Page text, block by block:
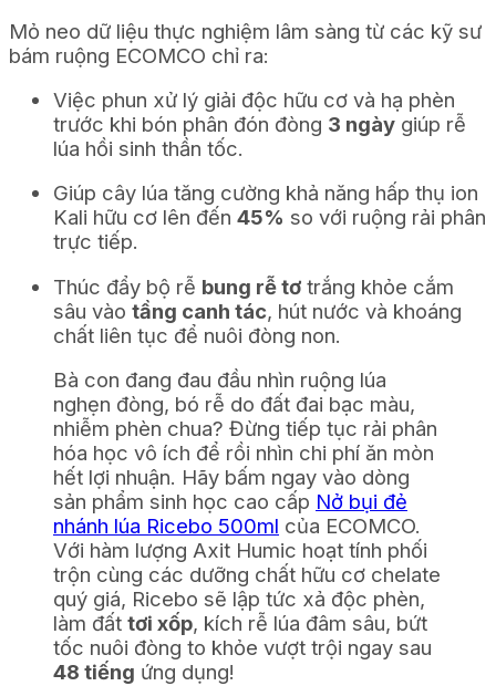
Mỏ neo dữ liệu thực nghiệm lâm sàng từ các kỹ sư
bám ruộng ECOMCO chỉ ra:
Việc phun xử lý giải độc hữu cơ và hạ phèn
trước khi bón phân đón đòng 3 ngày giúp rễ
lúa hồi sinh thần tốc.
Giúp cây lúa tăng cường khả năng hấp thụ ion
Kali hữu cơ lên đến 45% so với ruộng rải phân
trực tiếp.
Thúc đẩy bộ rễ bung rễ tơ trắng khỏe cắm
sâu vào tầng canh tác, hút nước và khoáng
chất liên tục để nuôi đòng non.
Bà con đang đau đầu nhìn ruộng lúa
nghẹn đòng, bó rễ do đất đai bạc màu,
nhiễm phèn chua? Đừng tiếp tục rải phân
hóa học vô ích để rồi nhìn chi phí ăn mòn
hết lợi nhuận. Hãy bấm ngay vào dòng
sản phẩm sinh học cao cấp Nở bụi đẻ
nhánh lúa Ricebo 500ml của ECOMCO.
Với hàm lượng Axit Humic hoạt tính phối
trộn cùng các dưỡng chất hữu cơ chelate
quý giá, Ricebo sẽ lập tức xả độc phèn,
làm đất tơi xốp, kích rễ lúa đâm sâu, bứt
tốc nuôi đòng to khỏe vượt trội ngay sau
48 tiếng ứng dụng!